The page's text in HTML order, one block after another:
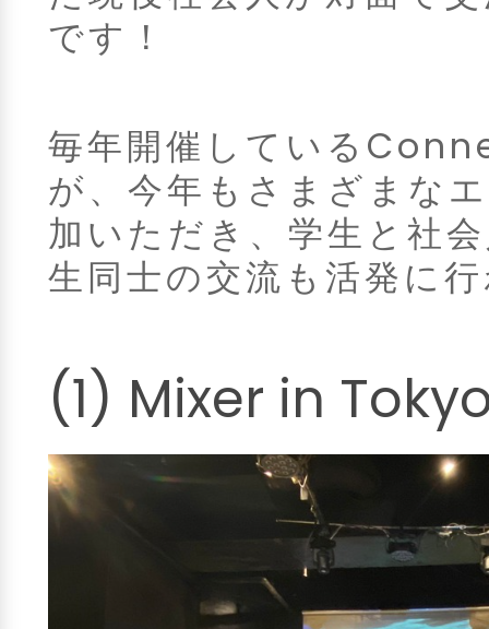
です！
毎年開催している
が、今年もさまざまな
加いただき、学生と社
生同士の交流も活発に
(1) Mixer in